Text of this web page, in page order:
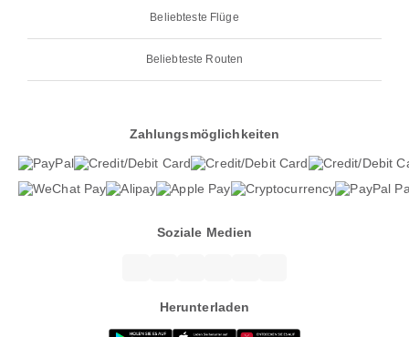
Beliebteste Flüge
Beliebteste Routen
Zahlungsmöglichkeiten
Soziale Medien
Herunterladen